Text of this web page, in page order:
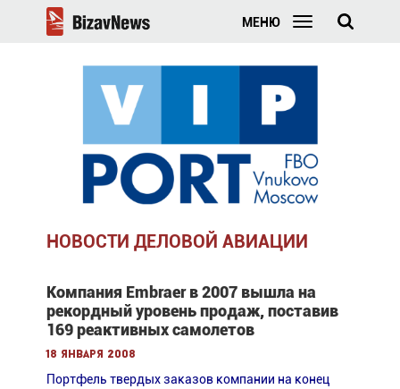
МЕНЮ
НОВОСТИ ДЕЛОВОЙ АВИАЦИИ
Компания Embraer в 2007 вышла на
рекордный уровень продаж, поставив
169 реактивных самолетов
18 января 2008
Портфель твердых заказов компании на конец